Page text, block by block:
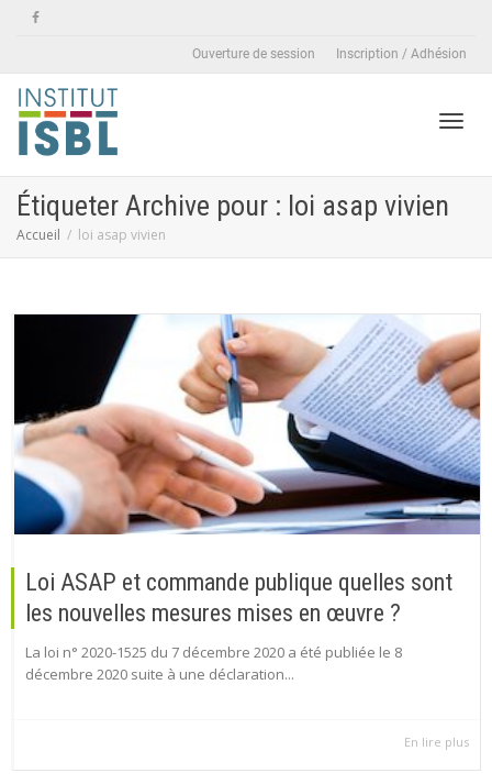
Ouverture de session Inscription / Adhésion
Étiqueter Archive pour : loi asap vivien
Accueil loi asap vivien
Loi ASAP et commande publique quelles sont
les nouvelles mesures mises en œuvre ?
La loi n° 2020-1525 du 7 décembre 2020 a été publiée le 8
décembre 2020 suite à une déclaration...
En lire plus